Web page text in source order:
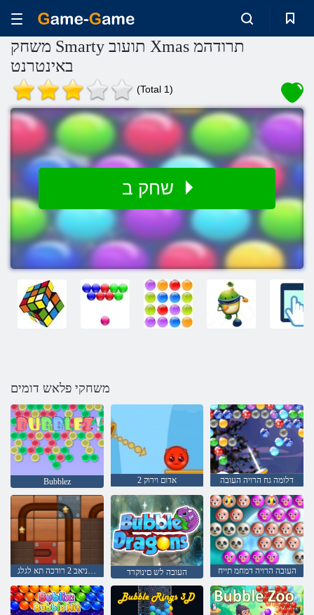
משחק Smarty תועוב Xmas תרודהמ
באינטרנט
(Total 1)
משחקי פלאש דומים
Bubblez אדום וירוק 2 דלומה גח הרויה העובה
טנרטניאב 2 רודכה תא לגלג העובה לש םינוקרד העובה הרויה דמחמ תייח